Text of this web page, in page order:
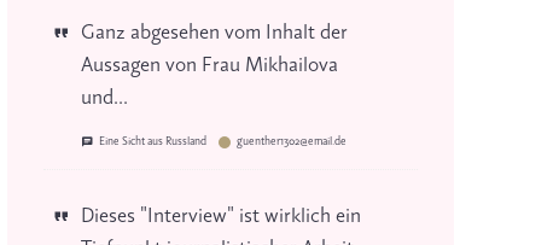
Ganz abgesehen vom Inhalt der
Aussagen von Frau Mikhailova
und...
Eine Sicht aus Russland guenther1302@email.de
Dieses "Interview" ist wirklich ein